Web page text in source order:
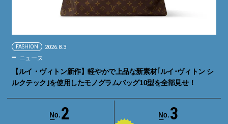
FASHION 2026.8.3
ニュース
【ルイ・ヴィトン新作】軽やかで上品な新素材｢ルイ･ヴィトン シ
ルクテック｣を使用したモノグラムバッグ10型を全部見せ！
2 3